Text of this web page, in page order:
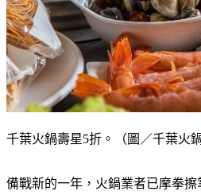
千葉火鍋壽星5折。（圖／千葉火鍋
備戰新的一年，火鍋業者已摩拳